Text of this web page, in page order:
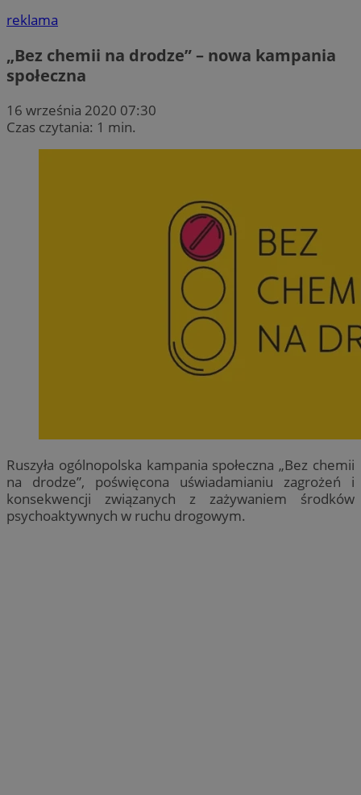
reklama
„Bez chemii na drodze” – nowa kampania
społeczna
16 września 2020 07:30
Czas czytania: 1 min.
Ruszyła ogólnopolska kampania społeczna „Bez chemii
na drodze”, poświęcona uświadamianiu zagrożeń i
konsekwencji związanych z zażywaniem środków
psychoaktywnych w ruchu drogowym.